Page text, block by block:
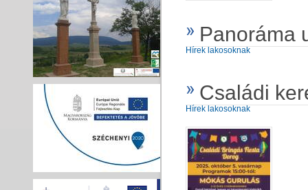
Panoráma
Hírek lakosoknak
Családi
Hírek lakosoknak